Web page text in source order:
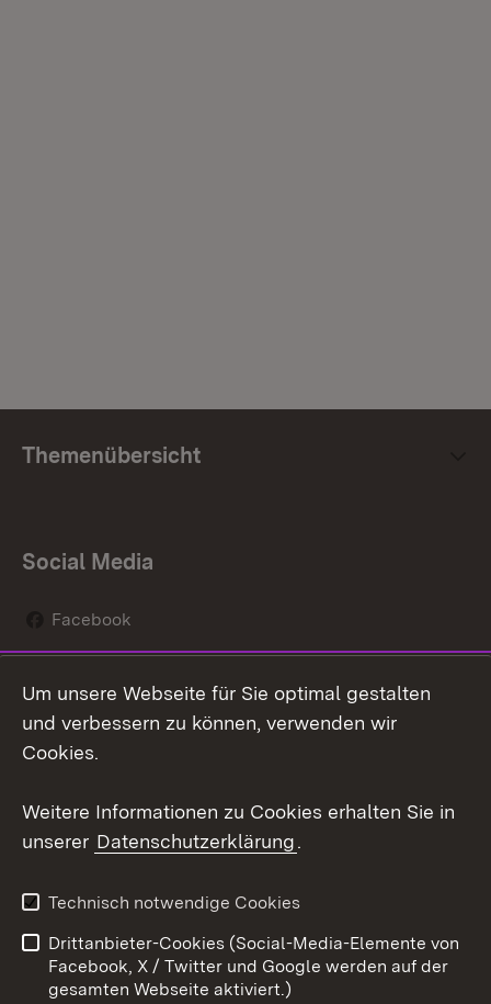
Themenübersicht
Social Media
Facebook
Social Wall
Youtube
Kontakt
Datenschutz
Barrierefreiheit
Impressum Cookies
Um unsere Webseite für Sie optimal gestalten
und verbessern zu können, verwenden wir
Cookies.
Weitere Informationen zu Cookies erhalten Sie in
unserer Datenschutzerklärung.
Technisch notwendige Cookies
Drittanbieter-Cookies (Social-Media-Elemente von
Facebook, X / Twitter und Google werden auf der
gesamten Webseite aktiviert.)